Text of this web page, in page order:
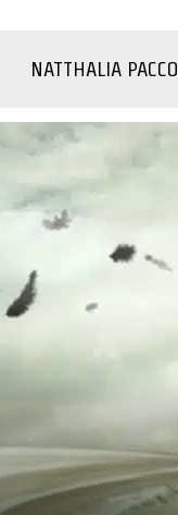
NATTHALIA